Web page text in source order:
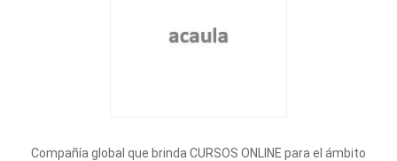
Compañía global que brinda CURSOS ONLINE para el ámbito